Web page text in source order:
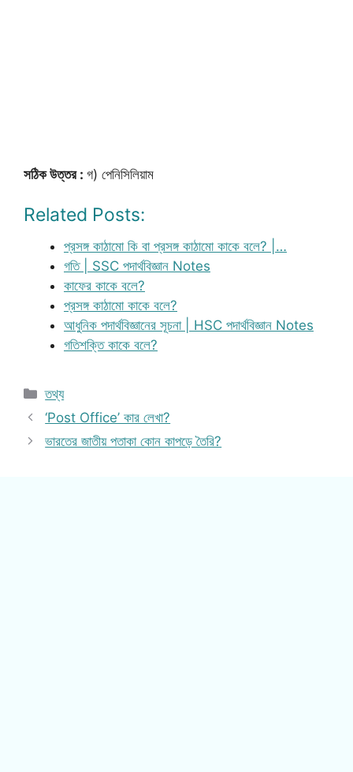
সঠিক উত্তর : গ) পেনিসিলিয়াম
Related Posts:
প্রসঙ্গ কাঠামো কি বা প্রসঙ্গ কাঠামো কাকে বলে? |…
গতি | SSC পদার্থবিজ্ঞান Notes
কাফের কাকে বলে?
প্রসঙ্গ কাঠামো কাকে বলে?
আধুনিক পদার্থবিজ্ঞানের সূচনা | HSC পদার্থবিজ্ঞান Notes
গতিশক্তি কাকে বলে?
Categories
তথ্য
‘Post Office’ কার লেখা?
ভারতের জাতীয় পতাকা কোন কাপড়ে তৈরি?